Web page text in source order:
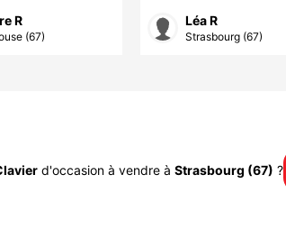
R
(67)
Léa R
Strasbourg (67)
d'occasion à vendre à Strasbourg (67) ?